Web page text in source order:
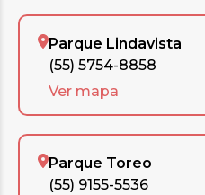
Parque Lindavista
(55) 5754-8858
Ver mapa
Parque Toreo
(55) 9155-5536